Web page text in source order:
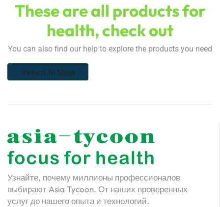
These are all products for
health, check out
You can also find our help to explore the products you need
Return To Shop
Узнайте, почему миллионы профессионалов
выбирают Asia Tycoon. От наших проверенных
услуг до нашего опыта и технологий.